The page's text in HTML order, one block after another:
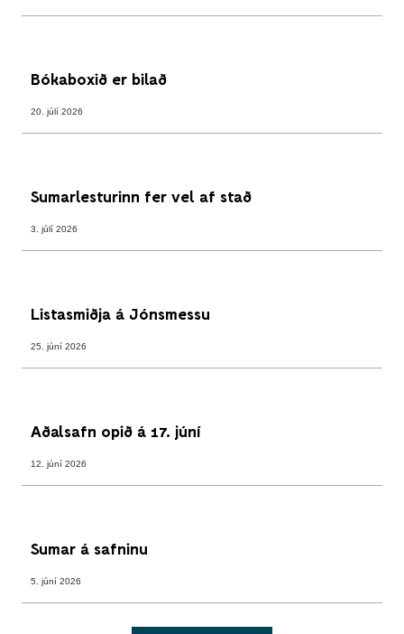
Bókaboxið er bilað
20. júlí 2026
Sumarlesturinn fer vel af stað
3. júlí 2026
Listasmiðja á Jónsmessu
25. júní 2026
Aðalsafn opið á 17. júní
12. júní 2026
Sumar á safninu
5. júní 2026